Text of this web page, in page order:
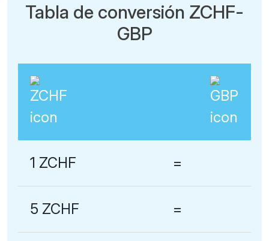
Tabla de conversión ZCHF-
GBP
1 ZCHF =
5 ZCHF =